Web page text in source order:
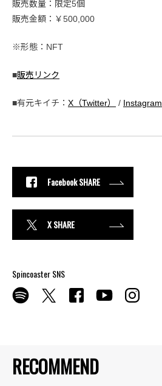
RECOMMEND
販売数量：限定5個
販売金額：￥500,000
※形態：NFT
■販売リンク
■有元キイチ： X（Twitter） / Instagram
Facebook SHARE
X SHARE
Spincoaster SNS